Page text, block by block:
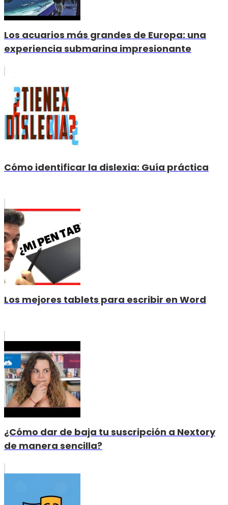
Los acuarios más grandes de Europa: una
experiencia submarina impresionante
Cómo identificar la dislexia: Guía práctica
Los mejores tablets para escribir en Word
¿Cómo dar de baja tu suscripción a Nextory
de manera sencilla?